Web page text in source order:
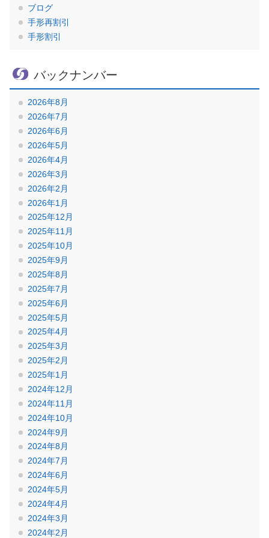
ブログ
手形再割引
手形割引
バックナンバー
2026年8月
2026年7月
2026年6月
2026年5月
2026年4月
2026年3月
2026年2月
2026年1月
2025年12月
2025年11月
2025年10月
2025年9月
2025年8月
2025年7月
2025年6月
2025年5月
2025年4月
2025年3月
2025年2月
2025年1月
2024年12月
2024年11月
2024年10月
2024年9月
2024年8月
2024年7月
2024年6月
2024年5月
2024年4月
2024年3月
2024年2月